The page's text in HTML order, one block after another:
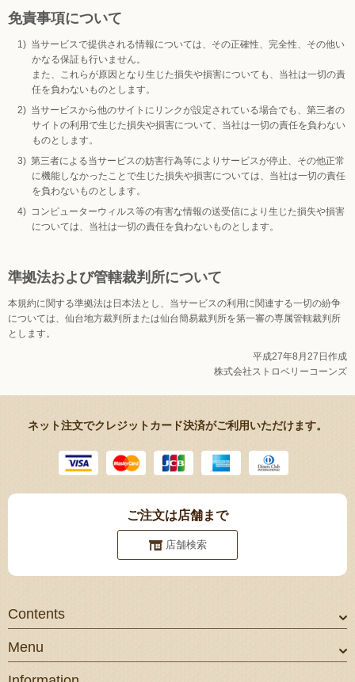
免責事項について
当サービスで提供される情報については、その正確性、完全性、その他い
かなる保証も行いません。
また、これらが原因となり生じた損失や損害についても、当社は一切の責
任を負わないものとします。
当サービスから他のサイトにリンクが設定されている場合でも、第三者の
サイトの利用で生じた損失や損害について、当社は一切の責任を負わない
ものとします。
第三者による当サービスの妨害行為等によりサービスが停止、その他正常
に機能しなかったことで生じた損失や損害については、当社は一切の責任
を負わないものとします。
コンピューターウィルス等の有害な情報の送受信により生じた損失や損害
については、当社は一切の責任を負わないものとします。
準拠法および管轄裁判所について
本規約に関する準拠法は日本法とし、当サービスの利用に関連する一切の紛争
については、仙台地方裁判所または仙台簡易裁判所を第一審の専属管轄裁判所
とします。
平成27年8月27日作成
株式会社ストロベリーコーンズ
ネット注文でクレジットカード決済がご利用いただけます。
ご注文は店舗まで
店舗検索
Contents
Menu